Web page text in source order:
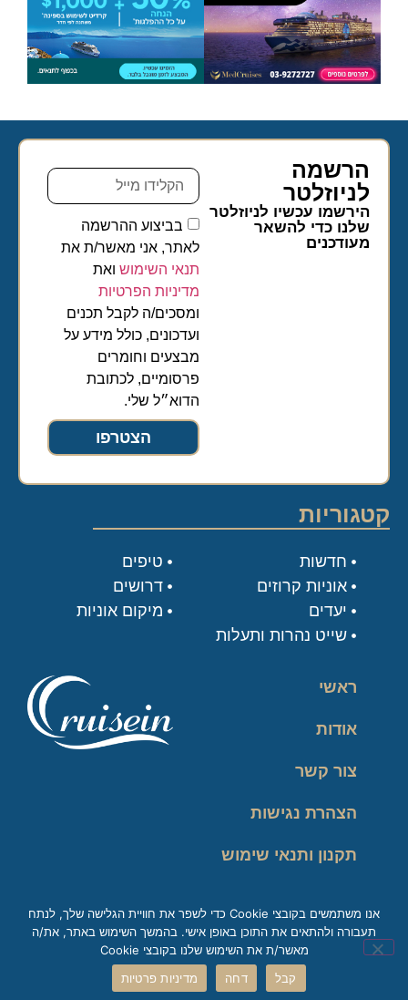
הרשמה
לניוזלטר​
הירשמו עכשיו לניוזלטר
שלנו כדי להשאר
מעודכנים
בביצוע ההרשמה
לאתר, אני מאשר/ת את
תנאי השימושואת
מדיניות הפרטיות
ומסכים/ה לקבל תכנים
ועדכונים, כולל מידע על
מבצעים וחומרים
פרסומיים, לכתובת
הדוא״ל שלי.
הצטרפו
ראשי
אודות
צור קשר
הצהרת נגישות
תקנון ותנאי שימוש
זכות עיון במידע
קטגוריות
טיפים
דרושים
מיקום אוניות
חדשות
אוניות קרוזים
יעדים
שייט נהרות ותעלות
אנו משתמשים בקובצי Cookie כדי לשפר את חוויית הגלישה שלך, לנתח
תעבורה ולהתאים את התוכן באופן אישי. בהמשך השימוש באתר, את/ה
מאשר/ת את השימוש שלנו בקובצי Cookie
קבל
דחה מדיניות פרטיות